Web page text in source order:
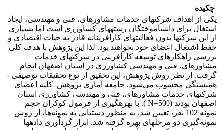
چکیده
یکی از اهداف شرکت­های خدمات مشاوره­­ای، فنی و مهندسی، ایجاد
اشتغال برای دانش­آموختگان رشته­های کشاورزی است اما بسیاری
از این شرکت­ها بدون فعالیت­های کارآفرینانه قادر به حیات اقتصادی و
حفظ اشتغال اعضای خود نخواهند بود. لذا این پژوهش با هدف کلی
بررسی راهکارهای توسعه کارآفرینی در شرکت­های خدمات
مشاوره­ای، فنی و مهندسی کشاورزی در استان اصفهان انجام
گرفت. از نظر روش پژوهش، این تحقیق از نوع تحقیقات توصیفی -
همبستگی محسوب می‌شود. جامعه آماری پژوهش، کلیه اعضای
شرکت­های خدمات مشاوره­­ای، فنی و مهندسی کشاورزی استان
اصفهان بودند (500=N ). با بهره‏گیری از فرمول کوکران حجم
نمونه 102 نفر، تعیین شد. به منظور دستیابی به نمونه‌ها، از روش
نمونه‌گیری دو مرحله­ای بهره گرفته شد. ابزار گردآوری داده­ها